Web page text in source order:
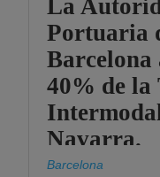
La
Portuaria
40% de la
Navarra.
Barcelona